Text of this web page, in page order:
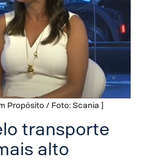
Propósito / Foto: Scania ]
transporte
alto